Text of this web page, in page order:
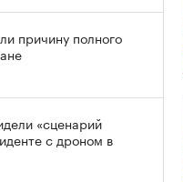
причину полного
«сценарий
с дроном в